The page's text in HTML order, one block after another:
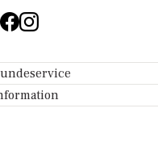
- Hjælpecenter
Tøjeksperten